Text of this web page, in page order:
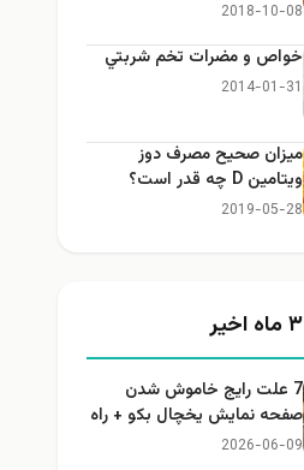
2018-10-08
خواص و مضرات تخم شربتي
2014-01-31
میزان صحیح مصرف دوز
ویتامین D چه قدر است؟
2019-05-28
7 علت رایج خاموش شدن
صفحه نمایش یخچال بکو + راه
حل
2026-06-09